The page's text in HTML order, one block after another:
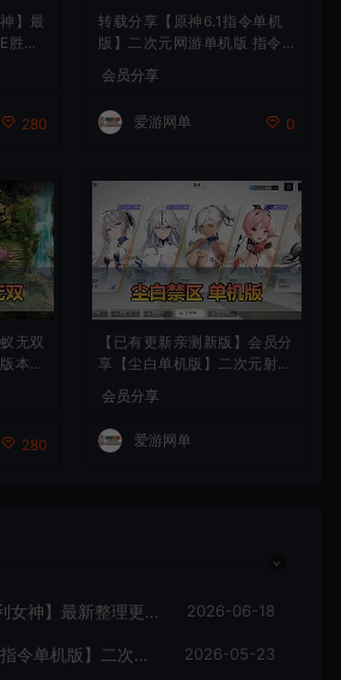
】最
利
全剧
装教
280
转载分享【原神6.1指令单机
版】二次元网游单机版 指令
背包 抽卡 商店 MOD 未亲测
图文教学
会员分享
爱游网单 0
无双
本
网游
教
280
【已有更新亲测新版】会员分
享【尘白单机版】二次元射击
类网游单机版一键端
会员分享
爱游网单
爱游网单亲测【胜利女神】最新整理更新第6版NIKKE胜利女神妮姬单机版方舟活动147版本官服GM可无限抽卡全剧情免虚拟机一键端视频安装教学 2026-06-18
转载分享【原神6.1指令单机版】二次元网游单机版 指令模拟端 登录 战斗 地图 魔物 背包 抽卡 商店 MOD 未亲测图文教学 2026-05-23